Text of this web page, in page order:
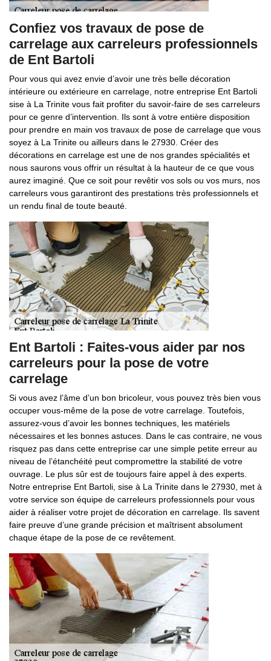
Confiez vos travaux de pose de
carrelage aux carreleurs professionnels
de Ent Bartoli
Pour vous qui avez envie d’avoir une très belle décoration
intérieure ou extérieure en carrelage, notre entreprise Ent Bartoli
sise à La Trinite vous fait profiter du savoir-faire de ses carreleurs
pour ce genre d’intervention. Ils sont à votre entière disposition
pour prendre en main vos travaux de pose de carrelage que vous
soyez à La Trinite ou ailleurs dans le 27930. Créer des
décorations en carrelage est une de nos grandes spécialités et
nous saurons vous offrir un résultat à la hauteur de ce que vous
aurez imaginé. Que ce soit pour revêtir vos sols ou vos murs, nos
carreleurs vous garantiront des prestations très professionnels et
un rendu final de toute beauté.
Ent Bartoli : Faites-vous aider par nos
carreleurs pour la pose de votre
carrelage
Si vous avez l’âme d’un bon bricoleur, vous pouvez très bien vous
occuper vous-même de la pose de votre carrelage. Toutefois,
assurez-vous d’avoir les bonnes techniques, les matériels
nécessaires et les bonnes astuces. Dans le cas contraire, ne vous
risquez pas dans cette entreprise car une simple petite erreur au
niveau de l’étanchéité peut compromettre la stabilité de votre
ouvrage. Le plus sûr est de toujours faire appel à des experts.
Notre entreprise Ent Bartoli, sise à La Trinite dans le 27930, met à
votre service son équipe de carreleurs professionnels pour vous
aider à réaliser votre projet de décoration en carrelage. Ils savent
faire preuve d’une grande précision et maîtrisent absolument
chaque étape de la pose de ce revêtement.